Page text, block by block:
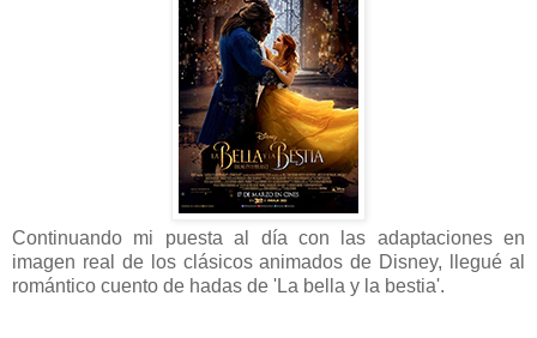
Continuando mi puesta al día con las adaptaciones en
imagen real de los clásicos animados de Disney, llegué al
romántico cuento de hadas de 'La bella y la bestia'.